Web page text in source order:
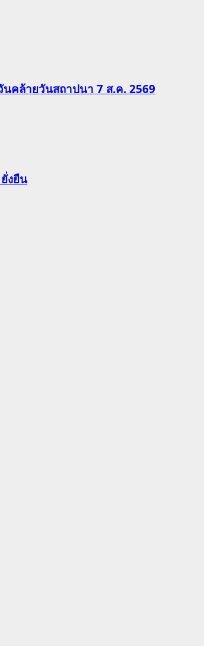
นคล้ายวันสถาปนา 7 ส.ค. 2569
งยืน